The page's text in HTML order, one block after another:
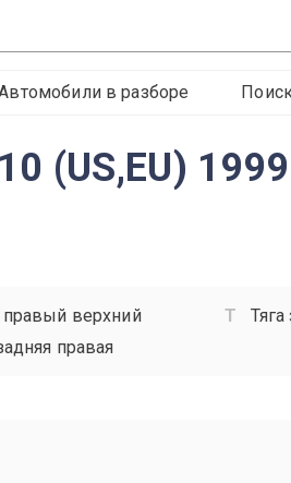
в разборе
(US,EU)
верхний
правая